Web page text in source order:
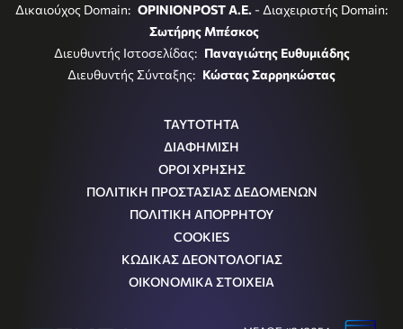
Δικαιούχος Domain: OPINIONPOST A.E. - Διαχειριστής Domain:
Σωτήρης Μπέσκος
Διευθυντής Ιστοσελίδας: Παναγιώτης Ευθυμιάδης
Διευθυντής Σύνταξης: Κώστας Σαρρηκώστας
ΤΑΥΤΟΤΗΤΑ
ΔΙΑΦΗΜΙΣΗ
ΟΡΟΙ ΧΡΗΣΗΣ
ΠΟΛΙΤΙΚΗ ΠΡΟΣΤΑΣΙΑΣ ΔΕΔΟΜΕΝΩΝ
ΠΟΛΙΤΙΚΗ ΑΠΟΡΡΗΤΟΥ
COOKIES
ΚΩΔΙΚΑΣ ΔΕΟΝΤΟΛΟΓΙΑΣ
ΟΙΚΟΝΟΜΙΚΑ ΣΤΟΙΧΕΙΑ